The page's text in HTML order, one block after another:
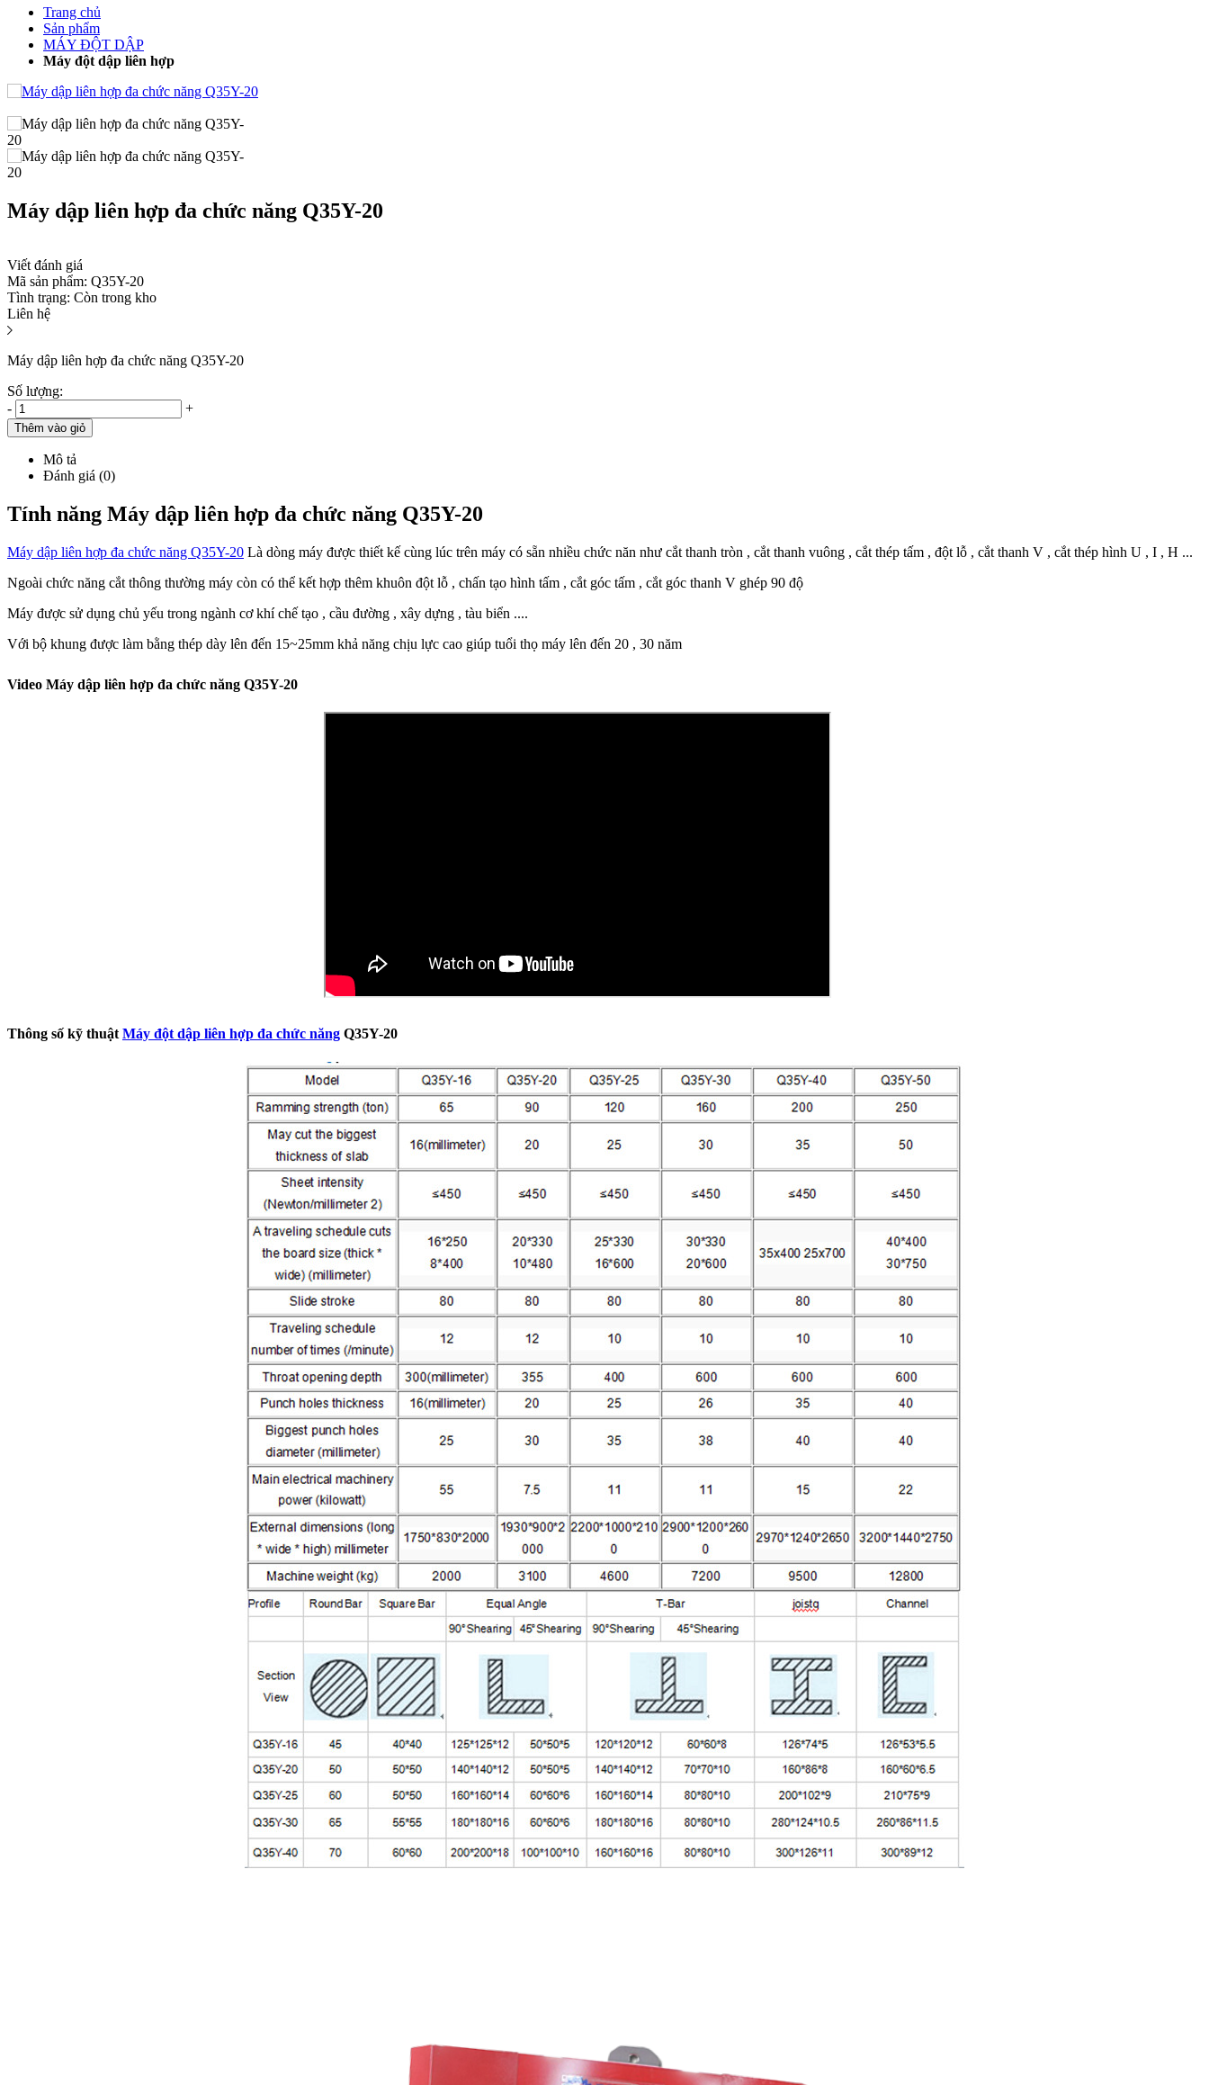
Trang chủ
Sản phẩm
MÁY ĐỘT DẬP
Máy đột dập liên hợp
Máy dập liên hợp đa chức năng Q35Y-20
Viết đánh giá
Mã sản phẩm: Q35Y-20
Tình trạng: Còn trong kho
Liên hệ
Máy dập liên hợp đa chức năng Q35Y-20
Số lượng:
-
+
Thêm vào giỏ
Mô tả
Đánh giá (0)
Tính năng Máy dập liên hợp đa chức năng Q35Y-20
Máy dập liên hợp đa chức năng Q35Y-20 Là dòng máy được thiết kế cùng lúc trên máy có sẵn nhiều chức năn như cắt thanh tròn , cắt thanh vuông , cắt thép tấm , đột lỗ , cắt thanh V , cắt thép hình U , I , H ...
Ngoài chức năng cắt thông thường máy còn có thể kết hợp thêm khuôn đột lỗ , chấn tạo hình tấm , cắt góc tấm , cắt góc thanh V ghép 90 độ
Máy được sử dụng chủ yếu trong ngành cơ khí chế tạo , cầu đường , xây dựng , tàu biển ....
Với bộ khung được làm bằng thép dày lên đến 15~25mm khả năng chịu lực cao giúp tuổi thọ máy lên đến 20 , 30 năm
Video Máy dập liên hợp đa chức năng Q35Y-20
Thông số kỹ thuật Máy đột dập liên hợp đa chức năng Q35Y-20